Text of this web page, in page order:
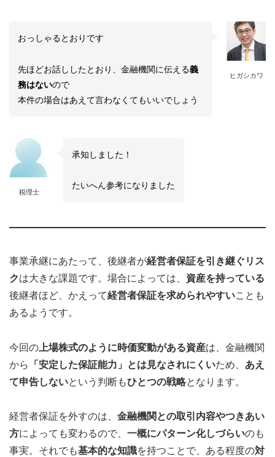
ヒガシカワ
おっしゃるとおりです
先ほどお話ししたとおり、金融機関に伝える義
務はないので
本件の場合はあえて言わなくてもいいでしょう
税理士
承知しました！
たいへん参考になりました
事業承継にあたって、後継者が経営者保証を引き継ぐリス
クは大きな課題です。場合によっては、 資産を持っている
後継者ほど、かえって経営者保証を求められやすいことも
あるようです。
今回の 上場株式のように時価変動がある資産は、金融機関
から
「安定した保証能力」とは見なされにくいため、 あえ
て申告しないという判断もひとつの戦略となります。
経営者保証を外すのは、 金融機関との取引内容やつきあい
方によっても変わるので、 一概にパターン化しづらいのも
事実。それでも基本的な知識を持つことで、ある程度の対